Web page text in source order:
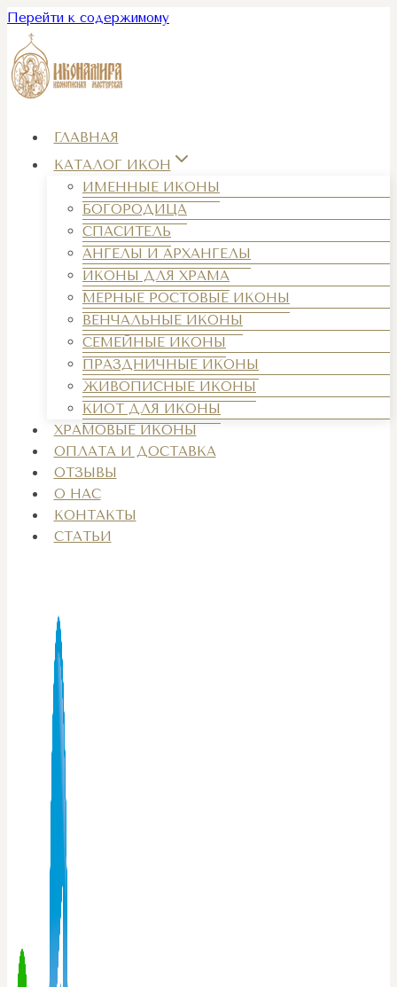
Перейти к содержимому
ГЛАВНАЯ
КАТАЛОГ ИКОН
ИМЕННЫЕ ИКОНЫ
БОГОРОДИЦА
СПАСИТЕЛЬ
АНГЕЛЫ И АРХАНГЕЛЫ
ИКОНЫ ДЛЯ ХРАМА
МЕРНЫЕ РОСТОВЫЕ ИКОНЫ
ВЕНЧАЛЬНЫЕ ИКОНЫ
СЕМЕЙНЫЕ ИКОНЫ
ПРАЗДНИЧНЫЕ ИКОНЫ
ЖИВОПИСНЫЕ ИКОНЫ
КИОТ ДЛЯ ИКОНЫ
ХРАМОВЫЕ ИКОНЫ
ОПЛАТА И ДОСТАВКА
ОТЗЫВЫ
О НАС
КОНТАКТЫ
СТАТЬИ